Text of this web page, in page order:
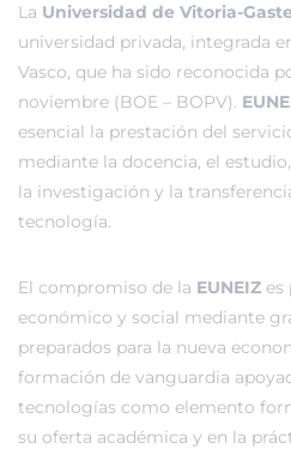
La Universidad de Vitoria-
universidad privada, integrada
Vasco, que ha sido reconocida
noviembre (BOE – BOPV).
esencial la prestación del
mediante la docencia, el
la investigación y la
tecnología.
El compromiso de la EUNEIZ es
económico y social mediante
preparados para la nueva
formación de vanguardia
tecnologías como elemento
su oferta académica y en la